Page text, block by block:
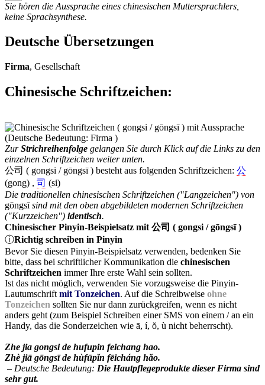
Sie hören die Aussprache eines chinesischen Muttersprachlers,
keine Sprachsynthese.
Deutsche Übersetzungen
Firma, Gesellschaft
Chinesische Schriftzeichen:
ZurStrichreihenfolge gelangen Sie durch Klick auf die Links zu den
einzelnen Schriftzeichen weiter unten.
公司 ( gongsi / gōngsī ) besteht aus folgenden Schriftzeichen: 公
(gong) , 司 (si)
Die traditionellen chinesischen Schriftzeichen ("Langzeichen") von
gōngsīsind mit den oben abgebildeten modernen Schriftzeichen
("Kurzzeichen") identisch.
Chinesischer Pinyin-Beispielsatz mit 公司 ( gongsi / gōngsī )
ⓘRichtig schreiben in Pinyin
Bevor Sie diesen Pinyin-Beispielsatz verwenden, bedenken Sie
bitte, dass bei schriftlicher Kommunikation die chinesischen
Schriftzeichen immer Ihre erste Wahl sein sollten.
Ist das nicht möglich, verwenden Sie vorzugsweise die Pinyin-
Lautumschrift mit Tonzeichen. Auf die Schreibweise ohne
Tonzeichen sollten Sie nur dann zurückgreifen, wenn es nicht
anders geht (zum Beispiel Schreiben einer SMS von einem / an ein
Handy, das die Sonderzeichen wie ā, í, ŏ, ù nicht beherrscht).
Zhe jia gongsi de hufupin feichang hao.
Zhè jiā gōngsī de hùfūpĭn fēicháng hăo.
– Deutsche Bedeutung: Die Hautpflegeprodukte dieser Firma sind
sehr gut.